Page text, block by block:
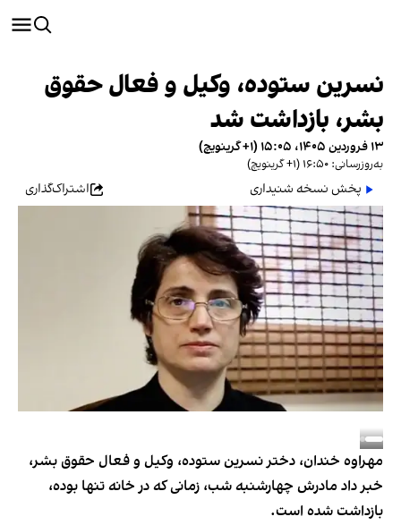
نسرین ستوده، وکیل و فعال حقوق
بشر، بازداشت شد
۱۳ فروردین ۱۴۰۵، ۱۵:۰۵ (‎+۱ گرینویچ)
به‌روزرسانی: ۱۶:۵۰ (‎+۱ گرینویچ)
پخش نسخه شنیداری اشتراک‌گذاری
مهراوه خندان، دختر نسرین ستوده، وکیل و فعال حقوق بشر،
خبر داد مادرش چهارشنبه شب، زمانی که در خانه تنها بوده،
بازداشت شده است.